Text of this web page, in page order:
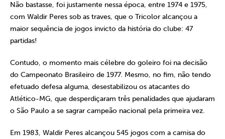
Não bastasse, foi justamente nessa época, entre 1974 e 1975,
com Waldir Peres sob as traves, que o Tricolor alcançou a
maior sequência de jogos invicto da história do clube: 47
partidas!
Contudo, o momento mais célebre do goleiro foi na decisão
do Campeonato Brasileiro de 1977. Mesmo, no fim, não tendo
efetuado defesa alguma, desestabilizou os atacantes do
Atlético-MG, que desperdiçaram três penalidades que ajudaram
o São Paulo a se sagrar campeão nacional pela primeira vez.
Em 1983, Waldir Peres alcançou 545 jogos com a camisa do